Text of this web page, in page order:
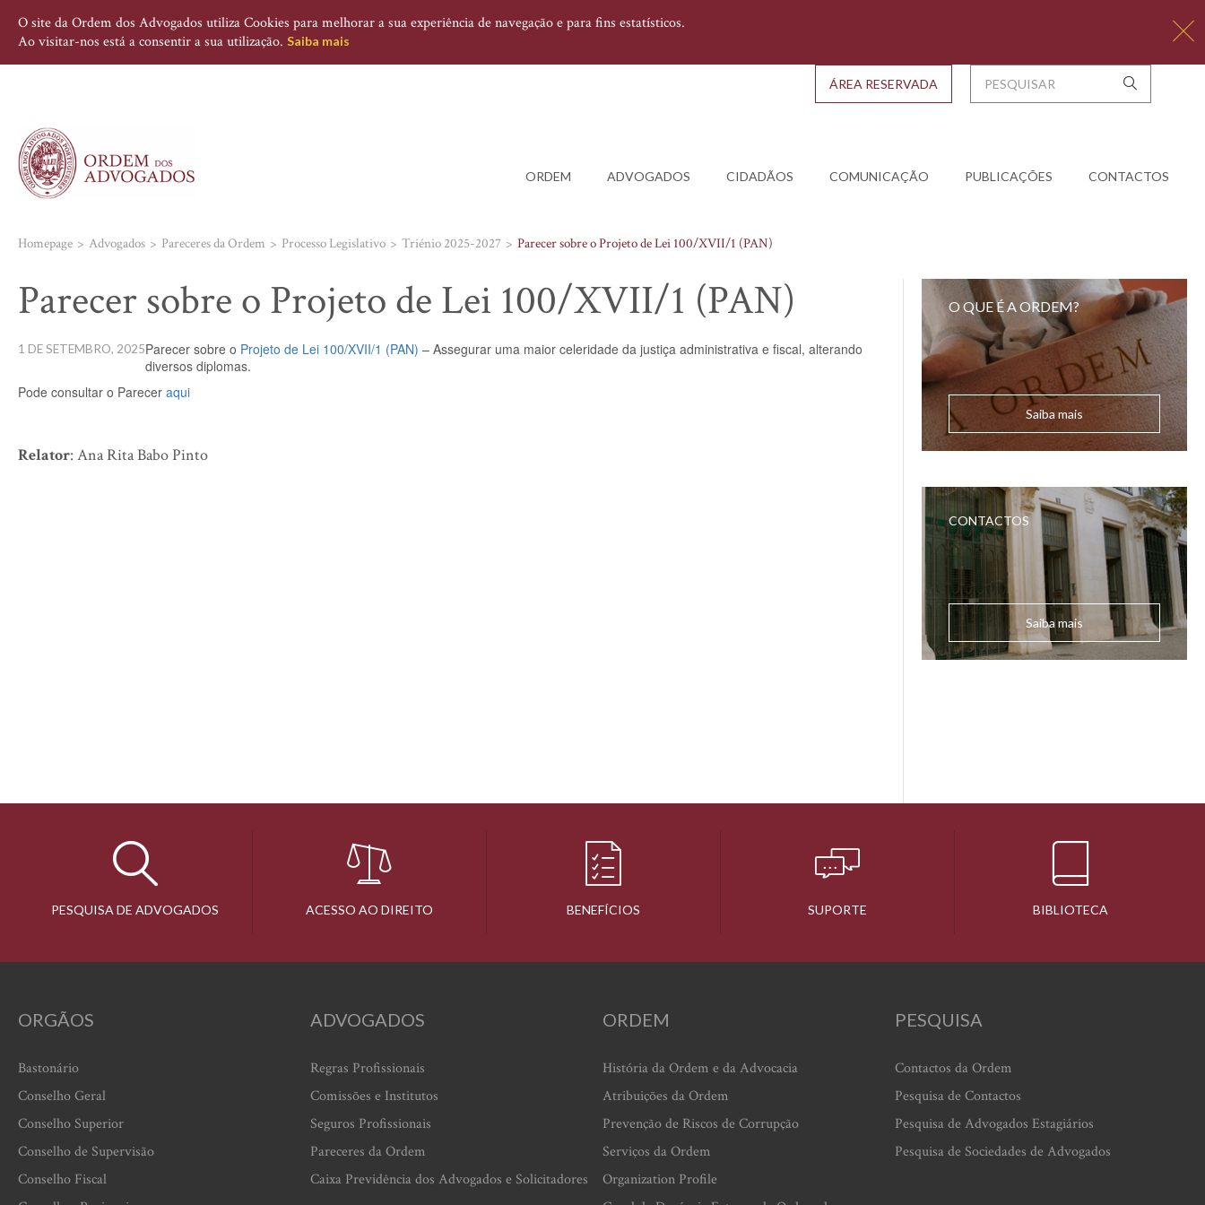
O site da Ordem dos Advogados utiliza Cookies para melhorar a sua experiência de navegação e para fins estatísticos.
Ao visitar-nos está a consentir a sua utilização. Saiba mais
ORDEM ADVOGADOS CIDADÃOS COMUNICAÇÃO PUBLICAÇÕES CONTACTOS
ÁREA RESERVADA
Homepage Advogados Pareceres da Ordem Processo Legislativo Triénio 2025-2027 Parecer sobre o Projeto de Lei 100/XVII/1 (PAN)
Parecer sobre o Projeto de Lei 100/XVII/1 (PAN)
1 DE SETEMBRO, 2025Parecer sobre o Projeto de Lei 100/XVII/1 (PAN) – Assegurar uma maior celeridade da justiça administrativa e fiscal, alterando
diversos diplomas.
Pode consultar o Parecer aqui
Relator: Ana Rita Babo Pinto
O QUE É A ORDEM?
Saiba mais
CONTACTOS
Saiba mais
PESQUISA DE ADVOGADOS ACESSO AO DIREITO BENEFÍCIOS SUPORTE BIBLIOTECA
ORGÃOS
Bastonário
Conselho Geral
Conselho Superior
Conselho de Supervisão
Conselho Fiscal
ADVOGADOS
Regras Profissionais
Comissões e Institutos
Seguros Profissionais
Pareceres da Ordem
Caixa Previdência dos Advogados e Solicitadores
ORDEM
História da Ordem e da Advocacia
Atribuições da Ordem
Prevenção de Riscos de Corrupção
Serviços da Ordem
Organization Profile
PESQUISA
Contactos da Ordem
Pesquisa de Contactos
Pesquisa de Advogados Estagiários
Pesquisa de Sociedades de Advogados